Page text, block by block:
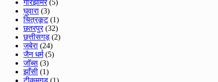
गौरझामर(5)
घुवारा (3)
चित्रकूट(1)
छतरपुर(32)
छत्तीसगड़ (2)
जबेरा (24)
जैन धर्म(5)
जॉब्स (3)
झाँसी (1)
टीकमगड (1)